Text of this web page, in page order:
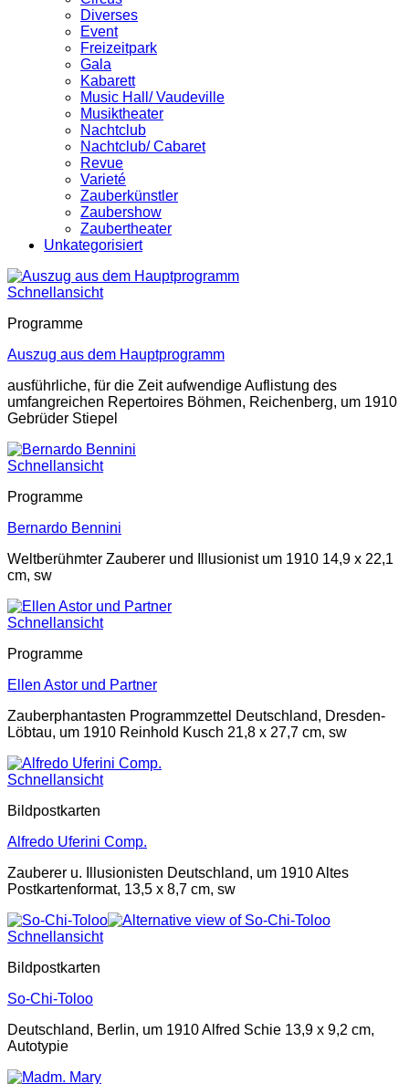
Diverses
Event
Freizeitpark
Gala
Kabarett
Music Hall/ Vaudeville
Musiktheater
Nachtclub
Nachtclub/ Cabaret
Revue
Varieté
Zauberkünstler
Zaubershow
Zaubertheater
Unkategorisiert
Schnellansicht
Programme
Auszug aus dem Hauptprogramm
ausführliche, für die Zeit aufwendige Auflistung des
umfangreichen Repertoires Böhmen, Reichenberg, um 1910
Gebrüder Stiepel
Schnellansicht
Programme
Bernardo Bennini
Weltberühmter Zauberer und Illusionist um 1910 14,9 x 22,1
cm, sw
Schnellansicht
Programme
Ellen Astor und Partner
Zauberphantasten Programmzettel Deutschland, Dresden-
Löbtau, um 1910 Reinhold Kusch 21,8 x 27,7 cm, sw
Schnellansicht
Bildpostkarten
Alfredo Uferini Comp.
Zauberer u. Illusionisten Deutschland, um 1910 Altes
Postkartenformat, 13,5 x 8,7 cm, sw
Schnellansicht
Bildpostkarten
So-Chi-Toloo
Deutschland, Berlin, um 1910 Alfred Schie 13,9 x 9,2 cm,
Autotypie